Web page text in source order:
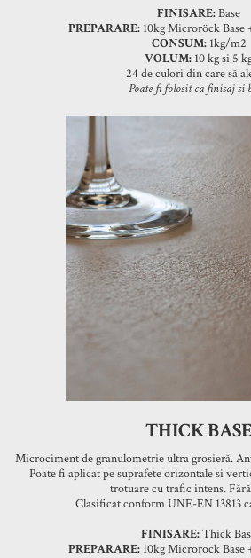
FINISARE:Base
PREPARARE: 10kg Microröck Base
CONSUM:1kg/m2
VOLUM: 10 kg și 5
24 de culori din care să
Poate fi folosit ca finisaj și
THICK
Microciment de granulometrie ultra grosieră.
Poate fi aplicat pe suprafete orizontale si
trotuare cu trafic intens.
Clasificat conform UNE-EN 13813
FINISARE:Thick
PREPARARE: 10kg Microröck Base